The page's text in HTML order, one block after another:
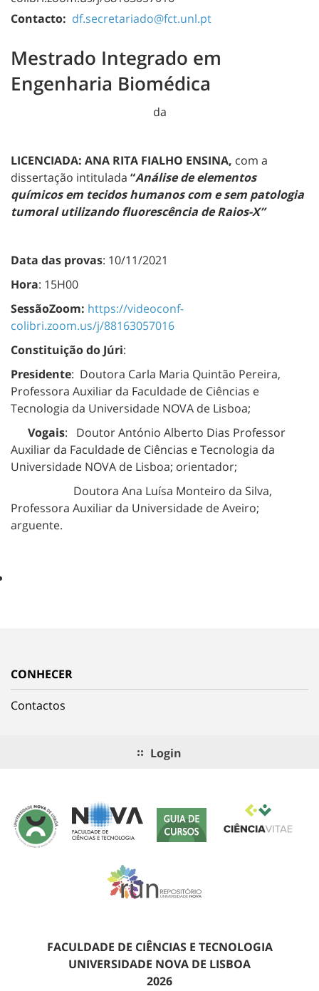
Contacto: df.secretariado@fct.unl.pt
Mestrado Integrado em
Engenharia Biomédica
da
LICENCIADA: ANA RITA FIALHO ENSINA, com a
dissertação intitulada “Análise de elementos
químicos em tecidos humanos com e sem patologia
tumoral utilizando fluorescência de Raios-X”
Data das provas: 10/11/2021
Hora: 15H00
SessãoZoom: https://videoconf-
colibri.zoom.us/j/88163057016
Constituição do Júri:
Presidente: Doutora Carla Maria Quintão Pereira,
Professora Auxiliar da Faculdade de Ciências e
Tecnologia da Universidade NOVA de Lisboa;
Vogais: Doutor António Alberto Dias Professor
Auxiliar da Faculdade de Ciências e Tecnologia da
Universidade NOVA de Lisboa; orientador;
Doutora Ana Luísa Monteiro da Silva,
Professora Auxiliar da Universidade de Aveiro;
arguente.
CONHECER
Contactos
Login
FACULDADE DE CIÊNCIAS E TECNOLOGIA
UNIVERSIDADE NOVA DE LISBOA
2026